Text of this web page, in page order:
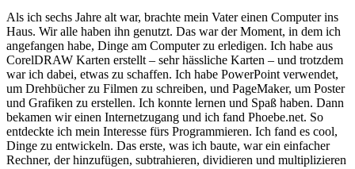
Als ich sechs Jahre alt war, brachte mein Vater einen Computer ins
Haus. Wir alle haben ihn genutzt. Das war der Moment, in dem ich
angefangen habe, Dinge am Computer zu erledigen. Ich habe aus
CorelDRAW Karten erstellt – sehr hässliche Karten – und trotzdem
war ich dabei, etwas zu schaffen. Ich habe PowerPoint verwendet,
um Drehbücher zu Filmen zu schreiben, und PageMaker, um Poster
und Grafiken zu erstellen. Ich konnte lernen und Spaß haben. Dann
bekamen wir einen Internetzugang und ich fand Phoebe.net. So
entdeckte ich mein Interesse fürs Programmieren. Ich fand es cool,
Dinge zu entwickeln. Das erste, was ich baute, war ein einfacher
Rechner, der hinzufügen, subtrahieren, dividieren und multiplizieren